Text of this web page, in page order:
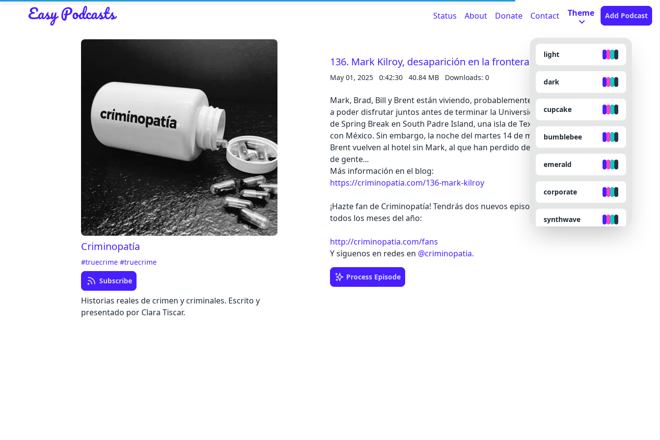
here
Cancel Save
Status About Donate Contact Theme
light
dark
cupcake
bumblebee
emerald
corporate
synthwave
Add Podcast
Criminopatía
#truecrime#truecrime
Subscribe
Historias reales de crimen y criminales. Escrito y
presentado por Clara Tiscar.
Cancel
136. Mark Kilroy, desaparición en la frontera (México, 1989)
May 01, 2025 0:42:30 40.84 MB Downloads: 0
Mark, Brad, Bill y Brent están viviendo, probablemente, el último viaje que van
a poder disfrutar juntos antes de terminar la Universidad: pasar la temporada
de Spring Break en South Padre Island, una isla de Texas que hace frontera
con México. Sin embargo, la noche del martes 14 de marzo de 1989, Brad, Bill y
Brent vuelven al hotel sin Mark, al que han perdido de vista entre una multitud
de gente...
Más información en el blog:
https://criminopatia.com/136-mark-kilroy
¡Hazte fan de Criminopatía! Tendrás dos nuevos episodios exclusivos cada mes,
todos los meses del año:
http://criminopatia.com/fans
Y síguenos en redes en @criminopatia.
Process Episode